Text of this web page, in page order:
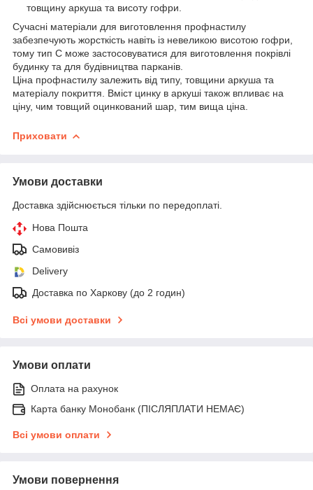
товщину аркуша та висоту гофри.
Сучасні матеріали для виготовлення профнастилу
забезпечують жорсткість навіть із невеликою висотою гофри,
тому тип С може застосовуватися для виготовлення покрівлі
будинку та для будівництва парканів.
Ціна профнастилу залежить від типу, товщини аркуша та
матеріалу покриття. Вміст цинку в аркуші також впливає на
ціну, чим товщий оцинкований шар, тим вища ціна.
Приховати
Умови доставки
Доставка здійснюється тільки по передоплаті.
Нова Пошта
Самовивіз
Delivery
Доставка по Харкову (до 2 годин)
Всі умови доставки
Умови оплати
Оплата на рахунок
Карта банку Монобанк (ПІСЛЯПЛАТИ НЕМАЄ)
Всі умови оплати
Умови повернення